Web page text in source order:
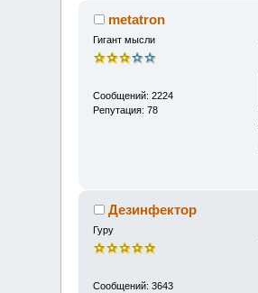
metatron
Гигант мысли
Сообщений: 2224
Репутация: 78
Дезинфектор
Гуру
Сообщений: 3643